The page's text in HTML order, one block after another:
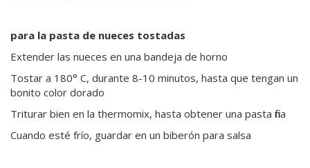
para la pasta de nueces tostadas
Extender las nueces en una bandeja de horno
Tostar a 180° C, durante 8-10 minutos, hasta que tengan un
bonito color dorado
Triturar bien en la thermomix, hasta obtener una pasta fina
Cuando esté frío, guardar en un biberón para salsa